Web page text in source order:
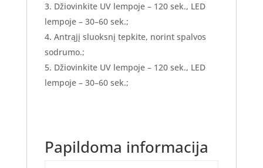
Džiovinkite UV lempoje – 120 sek., LED
lempoje – 30–60 sek.;
Antrąjį sluoksnį tepkite, norint spalvos
sodrumo.;
Džiovinkite UV lempoje – 120 sek., LED
lempoje – 30–60 sek.;
Papildoma informacija